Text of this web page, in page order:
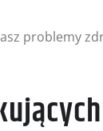
problemy